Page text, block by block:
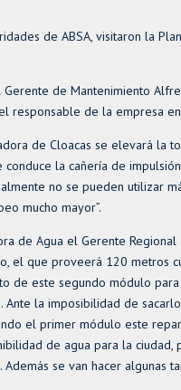
de ABSA, visitaron la
Gerente de Mantenimiento
responsable de la empresa
de Cloacas se elevará la
la cañería de
no se pueden utilizar
mucho mayor”.
de Agua el Gerente
el que proveerá 120 metros
de este segundo módulo
Ante la imposibilidad de
el primer módulo este
de agua para la
se van hacer algunas